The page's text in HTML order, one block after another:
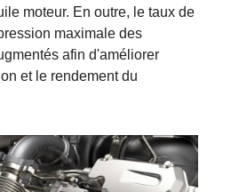
moteur. En outre, le taux de
maximale des
afin d'améliorer
et le rendement du